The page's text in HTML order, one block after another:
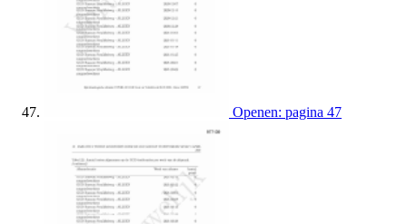
Openen: pagina 47